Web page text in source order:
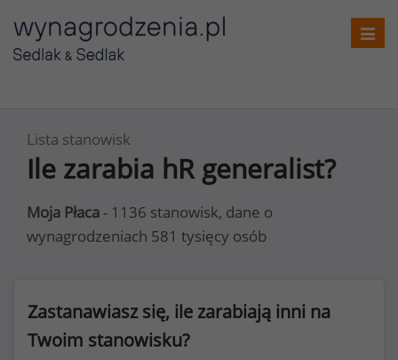
Lista stanowisk
Ile zarabia hR generalist?
Moja Płaca - 1136 stanowisk, dane o
wynagrodzeniach 581 tysięcy osób
Zastanawiasz się, ile zarabiają inni na
Twoim stanowisku?